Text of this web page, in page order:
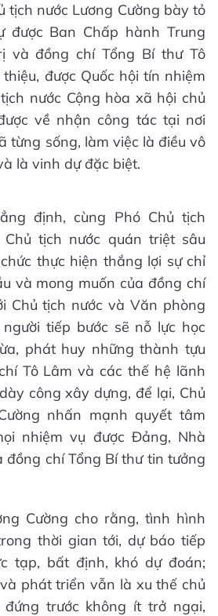
tịch nước Lương Cường bày tỏ
được Ban Chấp hành Trung
và đồng chí Tổng Bí thư Tô
được Quốc hội tín nhiệm
nước Cộng hòa xã hội chủ
về nhận công tác tại nơi
từng sống, làm việc là điều vô
là vinh dự đặc biệt.
định, cùng Phó Chủ tịch
tịch nước quán triệt sâu
thực hiện thắng lợi sự chỉ
và mong muốn của đồng chí
Chủ tịch nước và Văn phòng
tiếp bước sẽ nỗ lực học
phát huy những thành tựu
Tô Lâm và các thế hệ lãnh
công xây dựng, để lại, Chủ
nhấn mạnh quyết tâm
nhiệm vụ được Đảng, Nhà
đồng chí Tổng Bí thư tin tưởng
Cường cho rằng, tình hình
thời gian tới, dự báo tiếp
tạp, bất định, khó dự đoán;
phát triển vẫn là xu thế chủ
trước không ít trở ngại,